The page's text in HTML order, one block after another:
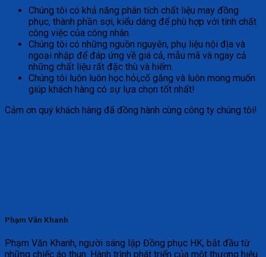
Chúng tôi có khả năng phân tích chất liệu may đồng
phục, thành phần sợi, kiểu dáng để phù hợp với tính chất
công việc của công nhân.
Chúng tôi có những nguồn nguyên, phụ liệu nội địa và
ngoại nhập để đáp ứng về giá cả, mẫu mã và ngay cả
những chất liệu rất đặc thù và hiếm.
Chúng tôi luôn luôn học hỏi,cố gắng và luôn mong muốn
giúp khách hàng có sự lựa chọn tốt nhất!
Cảm ơn quý khách hàng đã đồng hành cùng công ty chúng tôi!
Phạm Văn Khanh
Phạm Văn Khanh, người sáng lập Đồng phục HK, bắt đầu từ
những chiếc áo thun. Hành trình phát triển của một thương hiệu